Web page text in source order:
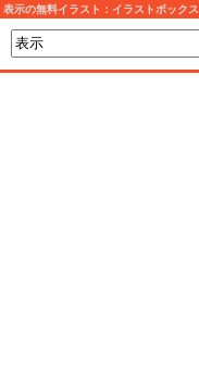
表示の無料イラスト：イラストボックス